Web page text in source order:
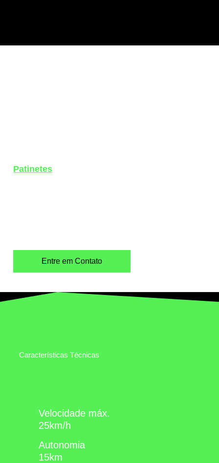
Entre em Contato
Patinetes
Velocidade máx.
Autonomia
25km/h
15km
Características Técnicas